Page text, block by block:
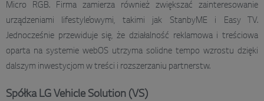
Micro RGB. Firma zamierza również zwiększać zainteresowanie
urządzeniami lifestyle’owymi, takimi jak StanbyME i Easy TV.
Jednocześnie przewiduje się, że działalność reklamowa i treściowa
oparta na systemie webOS utrzyma solidne tempo wzrostu dzięki
dalszym inwestycjom w treści i rozszerzaniu partnerstw.
Spółka LG Vehicle Solution (VS)